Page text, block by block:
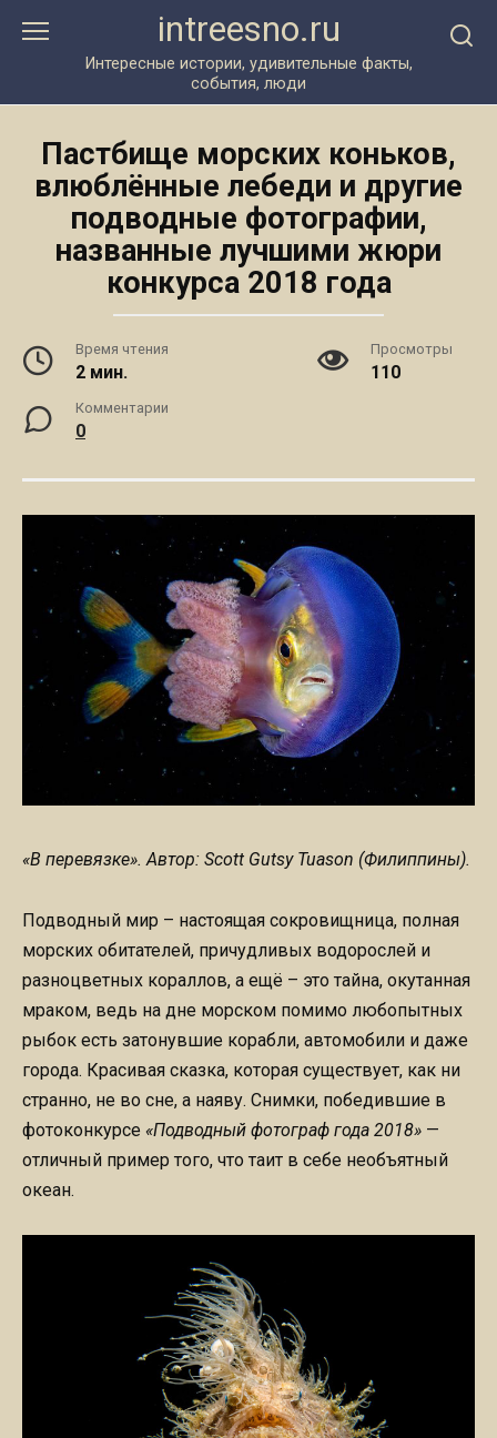
intreesno.ru
Интересные истории, удивительные факты,
события, люди
Пастбище морских коньков,
влюблённые лебеди и другие
подводные фотографии,
названные лучшими жюри
конкурса 2018 года
Время чтения
2 мин.
Просмотры
110
Комментарии
0
«В перевязке». Автор: Scott Gutsy Tuason (Филиппины).
Подводный мир – настоящая сокровищница, полная
морских обитателей, причудливых водорослей и
разноцветных кораллов, а ещё – это тайна, окутанная
мраком, ведь на дне морском помимо любопытных
рыбок есть затонувшие корабли, автомобили и даже
города. Красивая сказка, которая существует, как ни
странно, не во сне, а наяву. Снимки, победившие в
фотоконкурсе «Подводный фотограф года 2018» —
отличный пример того, что таит в себе необъятный
океан.